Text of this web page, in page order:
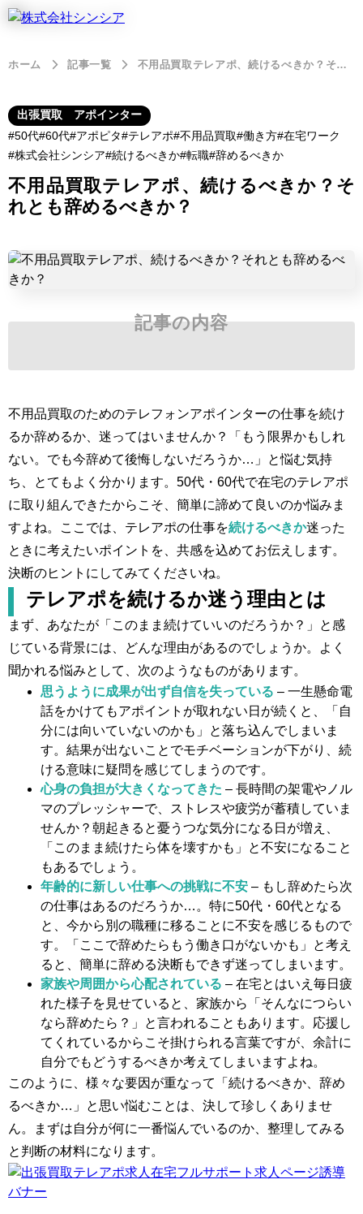
ホーム 記事一覧 不用品買取テレアポ、続けるべきか？それとも辞めるべきか？
出張買取 アポインター
50代 60代 アポピタ テレアポ 不用品買取 働き方 在宅ワーク
株式会社シンシア 続けるべきか 転職 辞めるべきか
不用品買取テレアポ、続けるべきか？そ
れとも辞めるべきか？
記事の内容
不用品買取のためのテレフォンアポインターの仕事を続け
るか辞めるか、迷ってはいませんか？「もう限界かもしれ
ない。でも今辞めて後悔しないだろうか…」と悩む気持
ち、とてもよく分かります。50代・60代で在宅のテレアポ
に取り組んできたからこそ、簡単に諦めて良いのか悩みま
すよね。ここでは、テレアポの仕事を続けるべきか迷った
ときに考えたいポイントを、共感を込めてお伝えします。
決断のヒントにしてみてくださいね。
テレアポを続けるか迷う理由とは
まず、あなたが「このまま続けていいのだろうか？」と感
じている背景には、どんな理由があるのでしょうか。よく
聞かれる悩みとして、次のようなものがあります。
思うように成果が出ず自信を失っている – 一生懸命電
話をかけてもアポイントが取れない日が続くと、「自
分には向いていないのかも」と落ち込んでしまいま
す。結果が出ないことでモチベーションが下がり、続
ける意味に疑問を感じてしまうのです。
心身の負担が大きくなってきた – 長時間の架電やノル
マのプレッシャーで、ストレスや疲労が蓄積していま
せんか？朝起きると憂うつな気分になる日が増え、
「このまま続けたら体を壊すかも」と不安になること
もあるでしょう。
年齢的に新しい仕事への挑戦に不安 – もし辞めたら次
の仕事はあるのだろうか…。特に50代・60代となる
と、今から別の職種に移ることに不安を感じるもので
す。「ここで辞めたらもう働き口がないかも」と考え
ると、簡単に辞める決断もできず迷ってしまいます。
家族や周囲から心配されている – 在宅とはいえ毎日疲
れた様子を見せていると、家族から「そんなにつらい
なら辞めたら？」と言われることもあります。応援し
てくれているからこそ掛けられる言葉ですが、余計に
自分でもどうするべきか考えてしまいますよね。
このように、様々な要因が重なって「続けるべきか、辞め
るべきか…」と思い悩むことは、決して珍しくありませ
ん。まずは自分が何に一番悩んでいるのか、整理してみる
と判断の材料になります。